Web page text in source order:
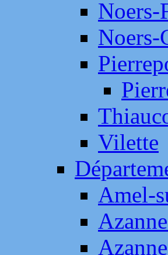
Noers-
Noers-
Vilette
Amel-